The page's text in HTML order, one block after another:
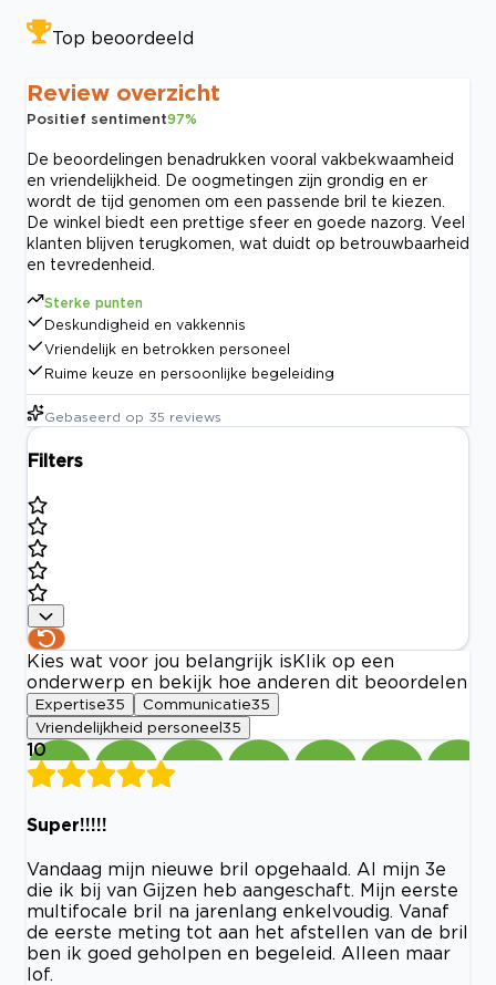
Top beoordeeld
Review overzicht
Positief sentiment97%
De beoordelingen benadrukken vooral vakbekwaamheid
en vriendelijkheid. De oogmetingen zijn grondig en er
wordt de tijd genomen om een passende bril te kiezen.
De winkel biedt een prettige sfeer en goede nazorg. Veel
klanten blijven terugkomen, wat duidt op betrouwbaarheid
en tevredenheid.
Sterke punten
Deskundigheid en vakkennis
Vriendelijk en betrokken personeel
Ruime keuze en persoonlijke begeleiding
Gebaseerd op 35 reviews
Filters
Kies wat voor jou belangrijk is Klik op een
onderwerp en bekijk hoe anderen dit beoordelen
Expertise35 Communicatie35
Vriendelijkheid personeel 35
10
Super!!!!!
Vandaag mijn nieuwe bril opgehaald. Al mijn 3e
die ik bij van Gijzen heb aangeschaft. Mijn eerste
multifocale bril na jarenlang enkelvoudig. Vanaf
de eerste meting tot aan het afstellen van de bril
ben ik goed geholpen en begeleid. Alleen maar
lof.